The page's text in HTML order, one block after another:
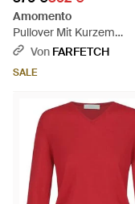
Amomento
Pullover Mit Kurzem
Reißverschluss - Grau
Von FARFETCH
SALE